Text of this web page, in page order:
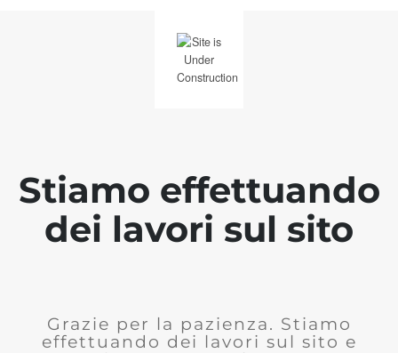
Stiamo effettuando
dei lavori sul sito
Grazie per la pazienza. Stiamo
effettuando dei lavori sul sito e